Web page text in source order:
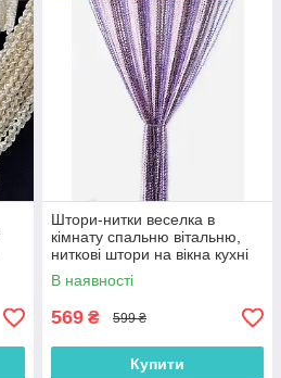
Штори-нитки веселка в
кімнату спальню вітальню,
ниткові штори на вікна кухні
Фіолетово-рожево-сливові
(NS-202)
В наявності
569 ₴ 599 ₴
Купити